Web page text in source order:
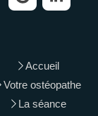
Accueil
Votre ostéopathe
La séance